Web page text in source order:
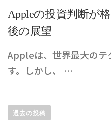
Appleの投資判断が
後の展望
Appleは、世界最大のテ
す。しかし、 …
稿
過去の投稿